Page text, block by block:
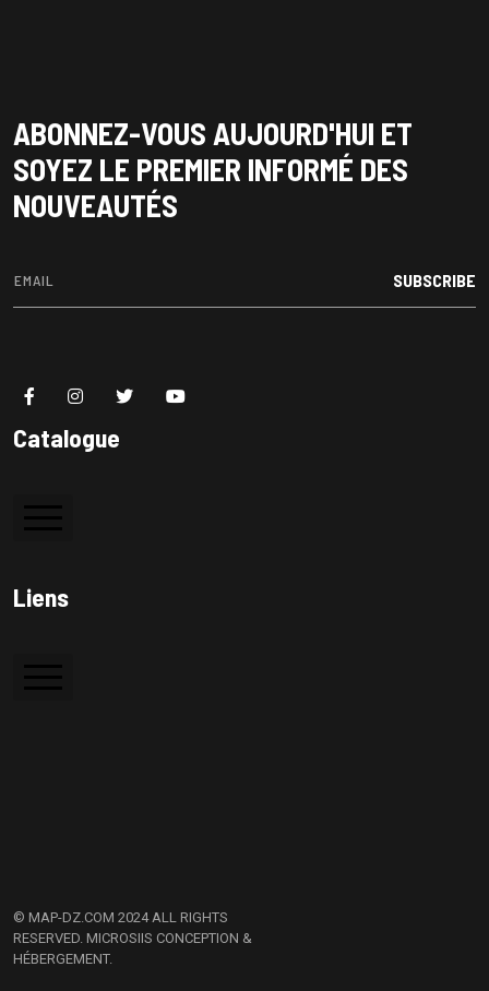
ABONNEZ-VOUS AUJOURD'HUI ET
SOYEZ LE PREMIER INFORMÉ DES
NOUVEAUTÉS
SUBSCRIBE
Catalogue
Liens
© MAP-DZ.COM 2024 ALL RIGHTS
RESERVED. MICROSIIS CONCEPTION &
HÉBERGEMENT.